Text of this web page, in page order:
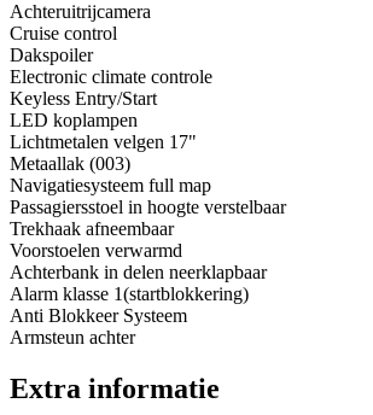
Achteruitrijcamera
Cruise control
Dakspoiler
Electronic climate controle
Keyless Entry/Start
LED koplampen
Lichtmetalen velgen 17"
Metaallak (003)
Navigatiesysteem full map
Passagiersstoel in hoogte verstelbaar
Trekhaak afneembaar
Voorstoelen verwarmd
Achterbank in delen neerklapbaar
Alarm klasse 1(startblokkering)
Anti Blokkeer Systeem
Armsteun achter
Extra informatie